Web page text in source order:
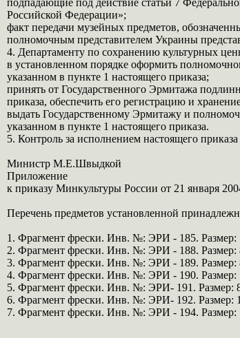
подпадающие под действие статьи 7
Российской Федерации»;
факт передачи музейных предметов,
полномочным представителем Украины
4. Департаменту по сохранению культурных
в установленном порядке оформить
указанном в пункте 1 настоящего приказа;
принять от Государственного Эрмитажа
приказа, обеспечить его регистрацию и
выдать Государственному Эрмитажу и
указанном в пункте 1 настоящего приказа.
5. Контроль за исполнением настоящего
Министр М.Е.Швыдкой
Приложение
к приказу Минкультуры России от 21 января
Перечень предметов установленной
1. Фрагмент фрески. Инв. №: ЭРИ - 185. Размер:
2. Фрагмент фрески. Инв. №: ЭРИ - 188. Размер:
3. Фрагмент фрески. Инв. №: ЭРИ - 189. Размер:
4. Фрагмент фрески. Инв. №: ЭРИ - 190. Размер:
5. Фрагмент фрески. Инв. №: ЭРИ- 191. Размер:
6. Фрагмент фрески. Инв. №: ЭРИ- 192. Размер:
7. Фрагмент фрески. Инв. №: ЭРИ - 194. Размер: